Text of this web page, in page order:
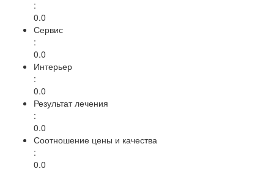
:
0.0
Сервис
:
0.0
Интерьер
:
0.0
Результат лечения
:
0.0
Соотношение цены и качества
:
0.0